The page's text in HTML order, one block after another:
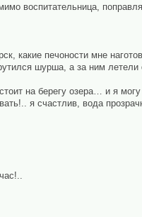
воспитательница,
какие печоности мне
шурша, а за ним летели
стоит на берегу озера… и я
я счастлив, вода